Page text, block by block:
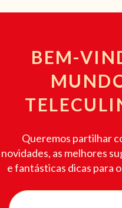
BEM-
Queremos partilhar
novidades, as melhores
e fantásticas dicas para